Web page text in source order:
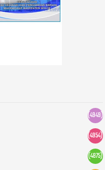
(4949)
(4954)
(4875)